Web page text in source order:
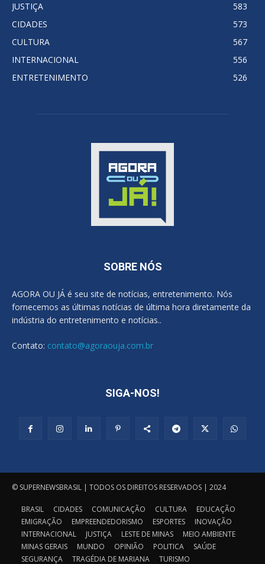
JUSTIÇA
583
CIDADES
573
CULTURA
567
INTERNACIONAL
556
ENTRETENIMENTO
526
SOBRE NÓS
AGORA OU JÁ é seu site de notícias, entretenimento. Nós
fornecemos as últimas notícias de última hora diretamente da
indústria do entretenimento e notícias..
Contato: contato@agoraouja.com.br
SIGA-NOS!
© SUPERNEWSBRASIL | TODOS OS DIREITOS RESERVADOS | 2024
BRASIL CIDADES COMUNICAÇÃO CULTURA
EDUCAÇÃO
EMIGRAÇÃO
EMPREENDEDORISMO ESPORTES
INOVAÇÃO
INTERNACIONAL
JUSTIÇA LESTE DE MINAS
MEIO AMBIENTE
MINAS GERAIS
MUNDO OPINIÃO POLITICA
SAÚDE
SEGURANÇA
TRAGÉDIA DE MARIANA TURISMO